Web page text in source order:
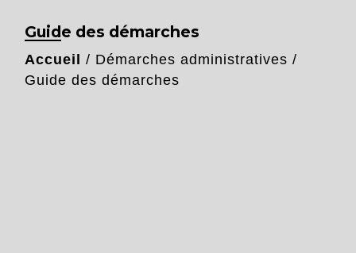
Guide des démarches
Accueil / Démarches administratives /
Guide des démarches